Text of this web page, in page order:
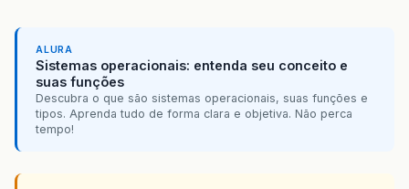
ALURA
Sistemas operacionais: entenda seu conceito e
suas funções
Descubra o que são sistemas operacionais, suas funções e
tipos. Aprenda tudo de forma clara e objetiva. Não perca
tempo!